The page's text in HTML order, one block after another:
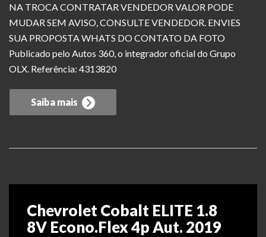
NA TROCA CONTRATAR VENDEDOR VALOR PODE
MUDAR SEM AVISO, CONSULTE VENDEDOR. ENVIES
SUA PROPOSTA WHATS DO CONTATO DA FOTO
Publicado pelo Autos 360, o integrador oficial do Grupo
OLX. Referência: 4313820
Saiba mais
Chevrolet Cobalt ELITE 1.8
8V Econo.Flex 4p Aut. 2019